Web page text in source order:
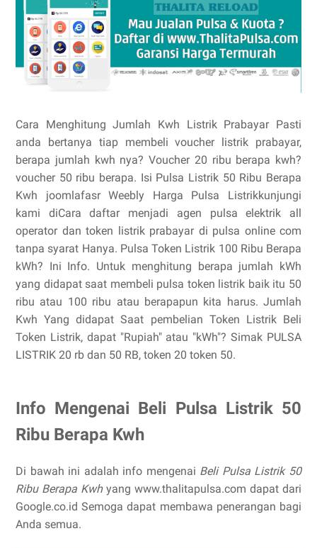
Cara Menghitung Jumlah Kwh Listrik Prabayar Pasti
anda bertanya tiap membeli voucher listrik prabayar,
berapa jumlah kwh nya? Voucher 20 ribu berapa kwh?
voucher 50 ribu berapa. Isi Pulsa Listrik 50 Ribu Berapa
Kwh joomlafasr Weebly Harga Pulsa Listrikkunjungi
kami diCara daftar menjadi agen pulsa elektrik all
operator dan token listrik prabayar di pulsa online com
tanpa syarat Hanya. Pulsa Token Listrik 100 Ribu Berapa
kWh? Ini Info. Untuk menghitung berapa jumlah kWh
yang didapat saat membeli pulsa token listrik baik itu 50
ribu atau 100 ribu atau berapapun kita harus. Jumlah
Kwh Yang didapat Saat pembelian Token Listrik Beli
Token Listrik, dapat "Rupiah" atau "kWh"? Simak PULSA
LISTRIK 20 rb dan 50 RB, token 20 token 50.
Info Mengenai Beli Pulsa Listrik 50
Ribu Berapa Kwh
Di bawah ini adalah info mengenai Beli Pulsa Listrik 50
Ribu Berapa Kwh yang www.thalitapulsa.com dapat dari
Google.co.id Semoga dapat membawa penerangan bagi
Anda semua.